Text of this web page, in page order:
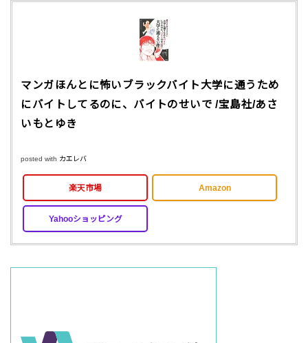
マンガほんとに怖いブラックバイト大学に通うため
にバイトしてるのに、バイトのせいで /宝島社/あさ
いもとゆき
posted with カエレバ
楽天市場 Amazon
Yahooショッピング